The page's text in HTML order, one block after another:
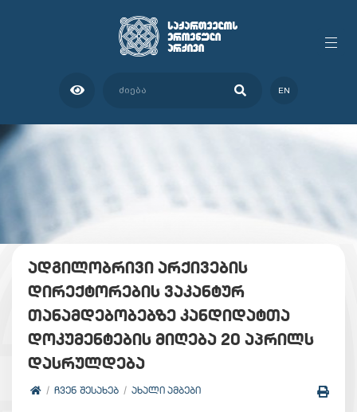
EN
ადგილობრივი არქივების
დირექტორების ვაკანტურ
თანამდებობებზე კანდიდატთა
დოკუმენტების მიღება 20 აპრილს
დასრულდება
ᲩᲕᲔᲜ ᲨᲔᲡᲐᲮᲔᲑ ᲐᲮᲐᲚᲘ ᲐᲛᲑᲔᲑᲘ